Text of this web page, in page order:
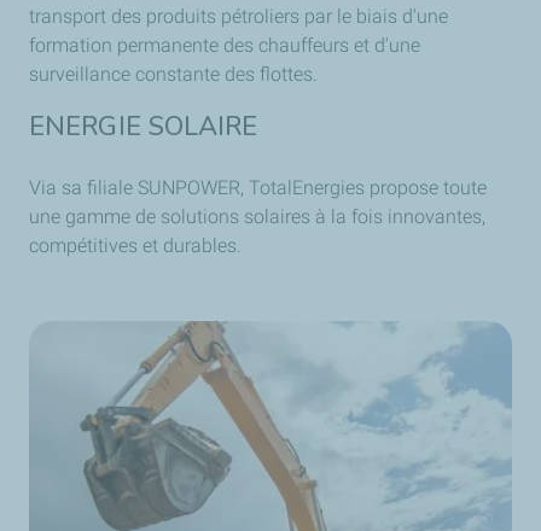
transport des produits pétroliers par le biais d'une
formation permanente des chauffeurs et d'une
surveillance constante des flottes.
ENERGIE SOLAIRE
Via sa filiale SUNPOWER, TotalEnergies propose toute
une gamme de solutions solaires à la fois innovantes,
compétitives et durables.